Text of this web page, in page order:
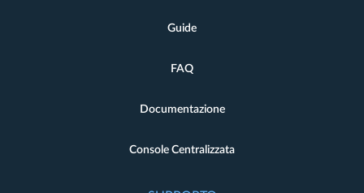
Guide
FAQ
Documentazione
Console Centralizzata